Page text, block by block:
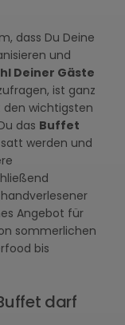
dass Du Deine
und
Deiner Gäste
ist ganz
den wichtigsten
das Buffet
werden und
Angebot für
sommerlichen
bis
darf